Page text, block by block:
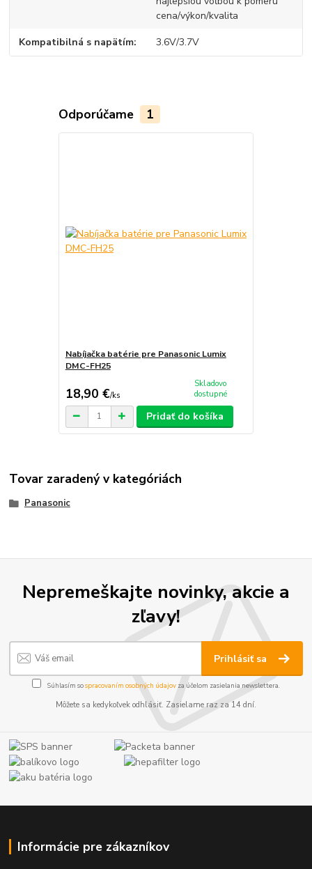
cena/výkon/kvalita
Kompatibilná s napätím 3.6V/3.7V
Odporúčame 1
Nabíjačka batérie pre Panasonic Lumix
DMC-FH25
18,90 €/ks
Skladovo
dostupné
Pridať do košíka
Tovar zaradený v kategóriách
Panasonic
Nepremeškajte novinky, akcie a
zľavy!
Prihlásiť sa
Súhlasím sospracovaním osobných údajov za účelom zasielania newslettera.
Môžete sa kedykoľvek odhlásiť. Zasielame raz za 14 dní.
Informácie pre zákazníkov